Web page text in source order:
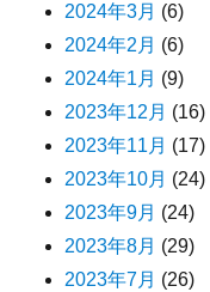
2024年3月 (6)
2024年2月 (6)
2024年1月 (9)
2023年12月 (16)
2023年11月 (17)
2023年10月 (24)
2023年9月 (24)
2023年8月 (29)
2023年7月 (26)